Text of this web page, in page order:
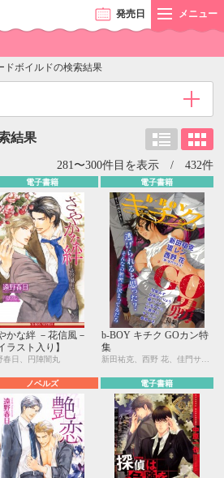
発売日 メニュー
ドボイルドの検索結果
結果
281〜300件目を表示 / 432件
電子書籍
かな絆 －花信風－
ラスト入り】
春日、円陣闇丸
電子書籍
b-BOY キチク GOカン特
集
ノベルズ 電子書籍